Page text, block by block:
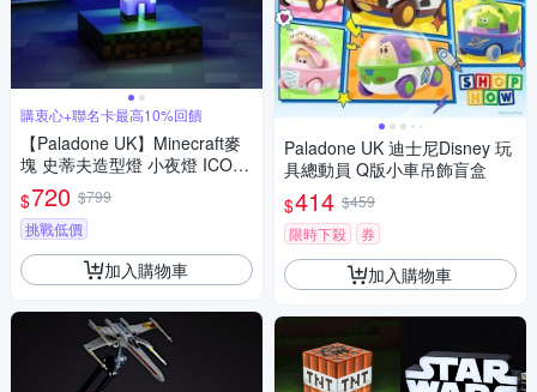
購衷心+聯名卡最高10%回饋
【Paladone UK】Minecraft麥
塊 史蒂夫造型燈 小夜燈 ICON
系列
$720 $799
挑戰低價
加入購物車
Paladone UK 迪士尼Disney 玩
具總動員 Q版小車吊飾盲盒
$414 $459
限時下殺
券
加入購物車